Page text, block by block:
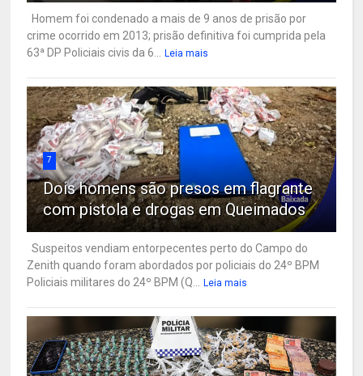
Homem foi condenado a mais de 9 anos de prisão por
crime ocorrido em 2013; prisão definitiva foi cumprida pela
63ª DP Policiais civis da 6...
Leia mais
7
Dois homens são presos em flagrante
com pistola e drogas em Queimados
Suspeitos vendiam entorpecentes perto do Campo do
Zenith quando foram abordados por policiais do 24º BPM
Policiais militares do 24º BPM (Q...
Leia mais